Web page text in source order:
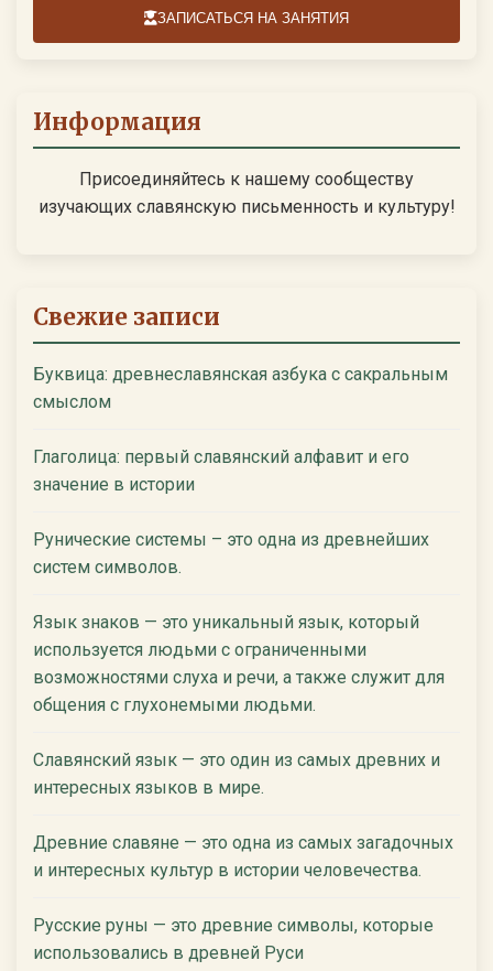
ЗАПИСАТЬСЯ НА ЗАНЯТИЯ
Информация
Присоединяйтесь к нашему сообществу
изучающих славянскую письменность и культуру!
Свежие записи
Буквица: древнеславянская азбука с сакральным
смыслом
Глаголица: первый славянский алфавит и его
значение в истории
Рунические системы – это одна из древнейших
систем символов.
Язык знаков — это уникальный язык, который
используется людьми с ограниченными
возможностями слуха и речи, а также служит для
общения с глухонемыми людьми.
Славянский язык — это один из самых древних и
интересных языков в мире.
Древние славяне — это одна из самых загадочных
и интересных культур в истории человечества.
Русские руны — это древние символы, которые
использовались в древней Руси